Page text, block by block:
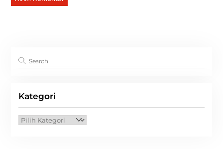
Kategori
Kategori